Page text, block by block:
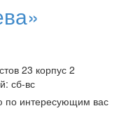
23 корпус 2
сб-вс
по интересующим вас